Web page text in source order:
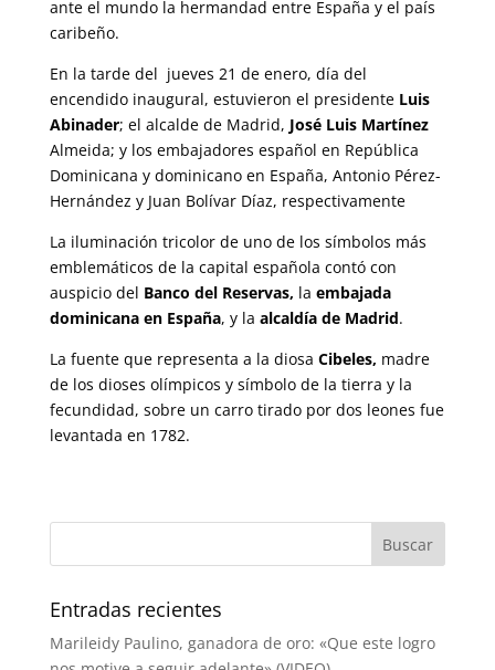
ante el mundo la hermandad entre España y el país
caribeño.
En la tarde del jueves 21 de enero, día del
encendido inaugural, estuvieron el presidente Luis
Abinader; el alcalde de Madrid, José Luis Martínez
Almeida; y los embajadores español en República
Dominicana y dominicano en España, Antonio Pérez-
Hernández y Juan Bolívar Díaz, respectivamente
La iluminación tricolor de uno de los símbolos más
emblemáticos de la capital española contó con
auspicio del Banco del Reservas, la embajada
dominicana en España, y la alcaldía de Madrid.
La fuente que representa a la diosa Cibeles, madre
de los dioses olímpicos y símbolo de la tierra y la
fecundidad, sobre un carro tirado por dos leones fue
levantada en 1782.
Entradas recientes
Marileidy Paulino, ganadora de oro: «Que este logro